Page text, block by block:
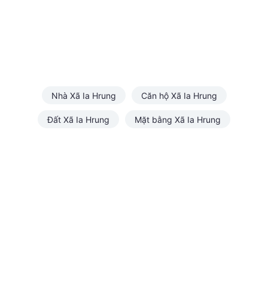
Nhà Xã Ia Hrung Căn hộ Xã Ia Hrung
Đất Xã Ia Hrung Mặt bằng Xã Ia Hrung